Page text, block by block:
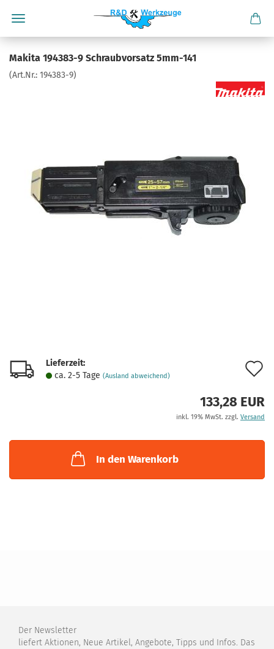
Makita 194383-9 Schraubvorsatz 5mm-141
(Art.Nr.: 194383-9)
Lieferzeit:
ca. 2-5 Tage (Ausland abweichend)
133,28 EUR
inkl. 19% MwSt. zzgl. Versand
In den Warenkorb
Der Newsletter
liefert Aktionen, Neue Artikel, Angebote, Tipps und Infos. Das